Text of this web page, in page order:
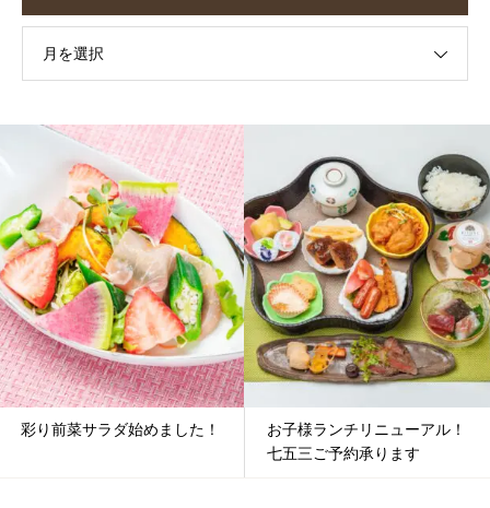
月を選択
彩り前菜サラダ始めました！
お子様ランチリニューアル！
七五三ご予約承ります